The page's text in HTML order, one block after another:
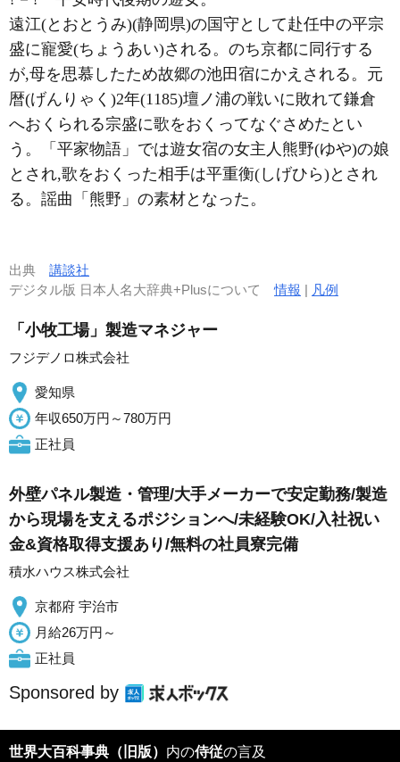
遠江(とおとうみ)(静岡県)の国守として赴任中の平宗
盛に寵愛(ちょうあい)される。のち京都に同行する
が,母を思慕したため故郷の池田宿にかえされる。元
暦(げんりゃく)2年(1185)壇ノ浦の戦いに敗れて鎌倉
へおくられる宗盛に歌をおくってなぐさめたとい
う。「平家物語」では遊女宿の女主人熊野(ゆや)の娘
とされ,歌をおくった相手は平重衡(しげひら)とされ
る。謡曲「熊野」の素材となった。
出典 講談社
デジタル版 日本人名大辞典+Plusについて情報 | 凡例
「小牧工場」製造マネジャー
フジデノロ株式会社
愛知県
年収650万円～780万円
正社員
外壁パネル製造・管理/大手メーカーで安定勤務/製造
から現場を支えるポジションへ/未経験OK/入社祝い
金&資格取得支援あり/無料の社員寮完備
積水ハウス株式会社
京都府 宇治市
月給26万円～
正社員
Sponsored by
世界大百科事典（旧版） 内の侍従の言及